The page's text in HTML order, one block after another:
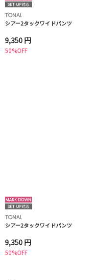
TONAL
シアー2タックワイドパンツ
9,350 円
50%OFF
TONAL
シアー2タックワイドパンツ
9,350 円
50%OFF